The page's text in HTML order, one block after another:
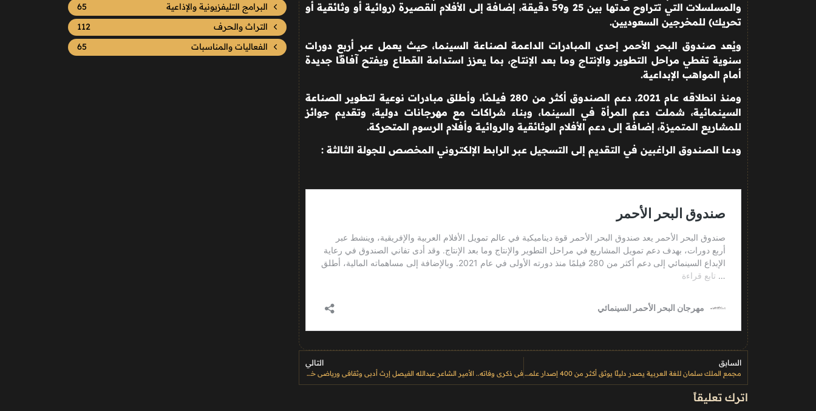
والمسلسلات التي تتراوح مدتها بين 25 و59 دقيقة، إضافة إلى الأفلام القصيرة (روائية أو وثائقية أو
تحريك) للمخرجين السعوديين.
ويُعد صندوق البحر الأحمر إحدى المبادرات الداعمة لصناعة السينما، حيث يعمل عبر أربع دورات
سنوية تغطي مراحل التطوير والإنتاج وما بعد الإنتاج، بما يعزز استدامة القطاع ويفتح آفاقًا جديدة
أمام المواهب الإبداعية.
ومنذ انطلاقه عام 2021، دعم الصندوق أكثر من 280 فيلمًا، وأطلق مبادرات نوعية لتطوير الصناعة
السينمائية، شملت دعم المرأة في السينما، وبناء شراكات مع مهرجانات دولية، وتقديم جوائز
للمشاريع المتميزة، إضافة إلى دعم الأفلام الوثائقية والروائية وأفلام الرسوم المتحركة.
ودعا الصندوق الراغبين في التقديم إلى التسجيل عبر الرابط الإلكتروني المخصص للجولة الثالثة :
السابق
مجمع الملك سلمان للغة العربية يصدر دليلًا يوثق أكثر من 400 إصدار علمي
التالي
في ذكرى وفاته.. الأمير الشاعر عبدالله الفيصل إرث أدبي وثقافي ورياضي خالد في الذاكرة السعودية
اترك تعليقاً
البرامج التليفزيونية والإذاعية
65
التراث والحرف
112
الفعاليات والمناسبات
65